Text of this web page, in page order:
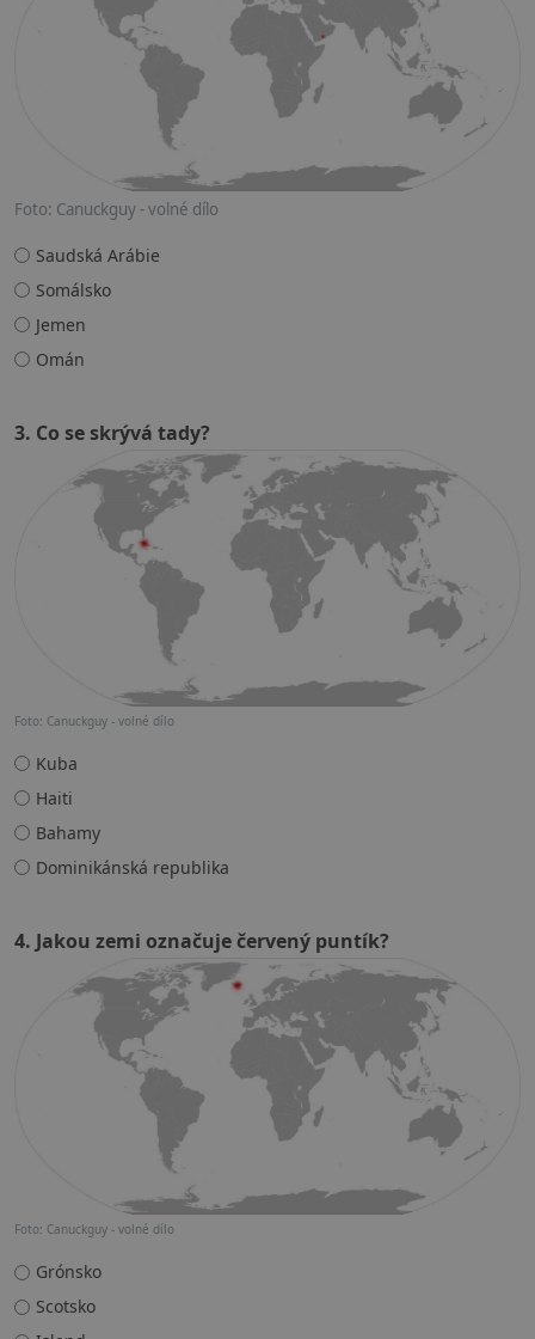
Foto: Canuckguy - volné dílo
Saudská Arábie
Somálsko
Jemen
Omán
3. Co se skrývá tady?
Foto: Canuckguy - volné dílo
Kuba
Haiti
Bahamy
Dominikánská republika
4. Jakou zemi označuje červený puntík?
Foto: Canuckguy - volné dílo
Grónsko
Scotsko